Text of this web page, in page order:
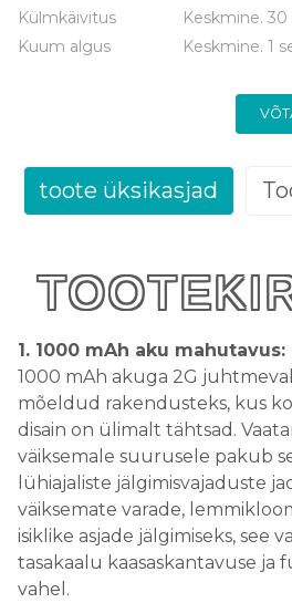
Külmkäivitus
Keskmine.
Kuum algus
Keskmine. 1
toote üksikasjad
1. 1000 mAh aku mahutavus:
1000 mAh akuga 2G
mõeldud rakendusteks, kus
disain on ülimalt tähtsad.
väiksemale suurusele pakub
lühiajaliste jälgimisvajaduste
väiksemate varade,
isiklike asjade jälgimiseks, see
tasakaalu kaasaskantavuse ja
vahel.